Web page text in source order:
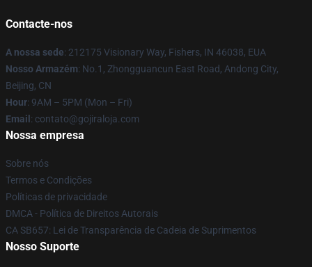
Contacte-nos
A nossa sede: 212175 Visionary Way, Fishers, IN 46038, EUA
Nosso Armazém: No.1, Zhongguancun East Road, Andong City,
Beijing, CN
Hour: 9AM – 5PM (Mon – Fri)
Email : contato@gojiraloja.com
Nossa empresa
Sobre nós
Termos e Condições
Políticas de privacidade
DMCA - Política de Direitos Autorais
CA SB657: Lei de Transparência de Cadeia de Suprimentos
Nosso Suporte